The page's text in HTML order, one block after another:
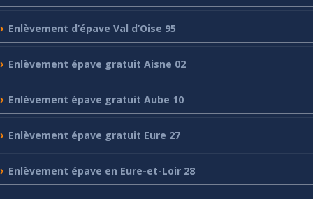
Enlèvement d’épave Val d’Oise 95
Enlèvement épave gratuit Aisne 02
Enlèvement épave gratuit Aube 10
Enlèvement épave gratuit Eure 27
Enlèvement épave en Eure-et-Loir 28